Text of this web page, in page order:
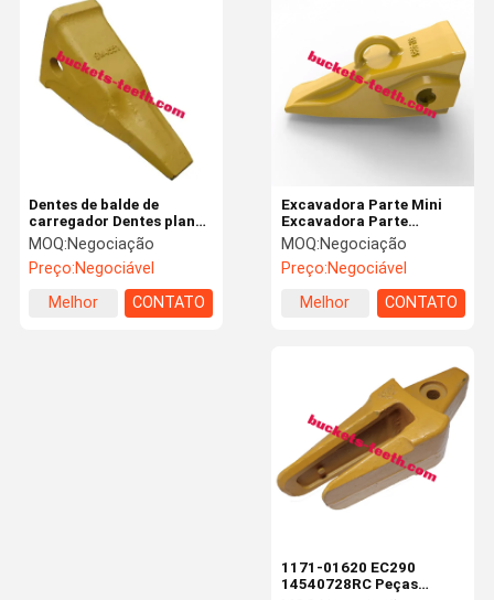
Excavadora Parte Mini
Excavadora Parte
Excavadora Hidráulica
Parte Excavadora
MOQ:Negociação
Preço:Negociável
Melhor
CONTATO
Dentes de balde de
carregador Dentes planas
Dentes para partes de
rodas de escavadeira
Dente de raspador
MOQ:Negociação
Preço:Negociável
Melhor
CONTATO
1171-01620 EC290
14540728RC Peças